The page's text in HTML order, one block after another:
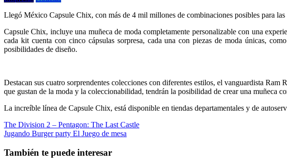
Llegó México Capsule Chix, con más de 4 mil millones de combinaciones posibles para las
Capsule Chix, incluye una muñeca de moda completamente personalizable con una
cada kit cuenta con cinco cápsulas sorpresa, cada una con piezas de moda únicas,
posibilidades de diseño.
Destacan sus cuatro sorprendentes colecciones con diferentes estilos, el vanguardista
que gustan de la moda y la coleccionabilidad, tendrán la posibilidad de crear una muñeca
La increíble línea de Capsule Chix, está disponible en tiendas departamentales y de
Navegación
de
entradas
The Division 2 – Pentagon: The Last Castle
Jugando Burger party El Juego de mesa
También te puede interesar